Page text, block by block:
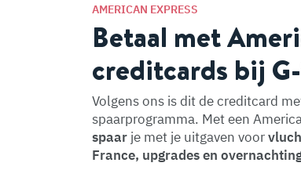
AMERICAN EXPRESS
Betaal met
creditcards bij
Volgens ons is dit de creditcard
spaarprogramma. Met een
spaar je met je uitgaven voor
France, upgrades en